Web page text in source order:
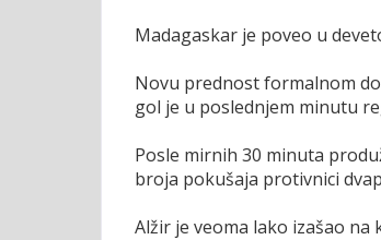
Madagaskar je poveo u
Novu prednost formalnom
gol je u poslednjem minutu
Posle mirnih 30 minuta
broja pokušaja protivnici
Alžir je veoma lako izašao na